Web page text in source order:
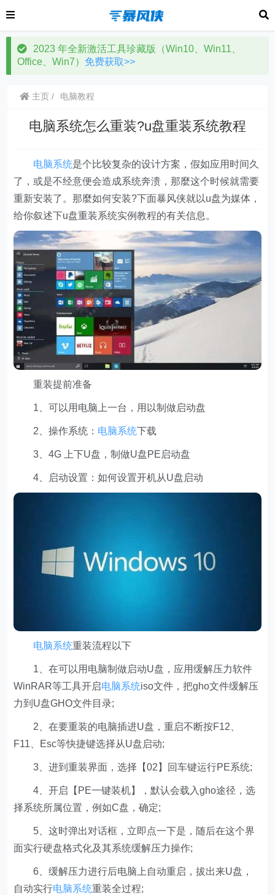
2023 年全新激活工具珍藏版（Win10、Win11、
Office、Win7） 免费获取>>
主页 电脑教程
电脑系统怎么重装?u盘重装系统教程
电脑系统是个比较复杂的设计方案，假如应用时间久
了，或是不经意便会造成系统奔溃，那麼这个时候就需要
重新安装了。那麼如何安装?下面暴风侠就以u盘为媒体，
给你叙述下u盘重装系统实例教程的有关信息。
重装提前准备
1、可以用电脑上一台，用以制做启动盘
2、操作系统： 电脑系统下载
3、4G 上下U盘，制做U盘PE启动盘
4、启动设置：如何设置开机从U盘启动
电脑系统重装流程以下
1、在可以用电脑制做启动U盘，应用缓解压力软件
WinRAR等工具开启电脑系统iso文件，把gho文件缓解压
力到U盘GHO文件目录;
2、在要重装的电脑插进U盘，重启不断按F12、
F11、Esc等快捷键选择从U盘启动;
3、进到重装界面，选择【02】回车键运行PE系统;
4、开启【PE一键装机】，默认会载入gho途径，选
择系统所属位置，例如C盘，确定;
5、这时弹出对话框，立即点一下是，随后在这个界
面实行硬盘格式化及其系统缓解压力操作;
6、缓解压力进行后电脑上自动重启，拔出来U盘，
自动实行电脑系统重装全过程;